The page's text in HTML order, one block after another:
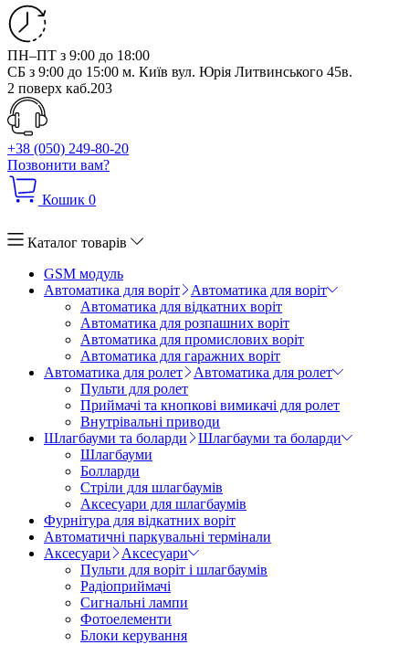
ПН–ПТ з 9:00 до 18:00
СБ з 9:00 до 15:00 м. Київ вул. Юрія Литвинського 45в.
2 поверх каб.203
+38 (050) 249-80-20
Позвонити вам?
Кошик 0
Каталог товарів
GSM модуль
Автоматика для воріт
Автоматика для воріт
Автоматика для відкатних воріт
Автоматика для розпашних воріт
Автоматика для промислових воріт
Автоматика для гаражних воріт
Автоматика для ролет
Автоматика для ролет
Пульти для ролет
Приймачі та кнопкові вимикачі для ролет
Внутрівальні приводи
Шлагбауми та боларди
Шлагбауми та боларди
Шлагбауми
Болларди
Стріли для шлагбаумів
Аксесуари для шлагбаумів
Фурнітура для відкатних воріт
Автоматичні паркувальні термінали
Аксесуари
Аксесуари
Пульти для воріт і шлагбаумів
Радіоприймачі
Сигнальні лампи
Фотоелементи
Блоки керування